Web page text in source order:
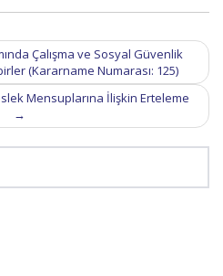
Çalışma ve Sosyal Güvenlik
(Kararname Numarası: 125)
Mensuplarına İlişkin Erteleme
→